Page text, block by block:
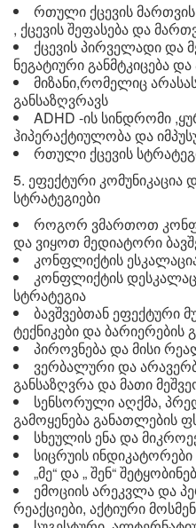
რთული ქცევის
, ქცევის შეფასება და
ქცევის პირველადი და
ნეგატიური განმტკიცება
მიზანი,რომელიც
განსაზღვრავს
ADHD -ის სინდრომი
ჰიპერაქტიულობა და
რთული ქცევის
5. ეფექტური
სტრატეგიები
როგორ ვმართოთ
და ვიყოთ მედიატორი
კონფლიქტის
კონფლიქტის
სტრატეგია
ბავშვებთან ეფექტური
ტექნიკები და ბარიერების
პიროვნება და მისი
ვერბალური და
განსაზღვრა და მათი
სენსორული აღქმა,
გამოყენება განათლების
სხეულის ენა და
სიცრუის ინდიკატორები
„მე“ და „ შენ“
ემოციის არეკვლა და
რეაქციები, აქტიური